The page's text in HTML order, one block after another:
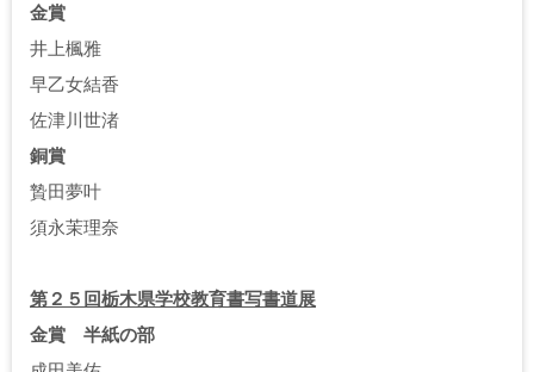
金賞
井上楓雅
早乙女結香
佐津川世渚
銅賞
贄田夢叶
須永茉理奈
第２５回栃木県学校教育書写書道展
金賞 半紙の部